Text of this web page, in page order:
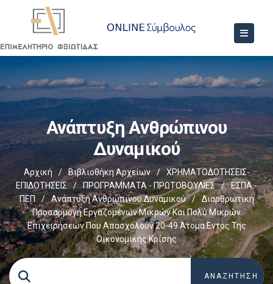
Ανάπτυξη Ανθρώπινου
Δυναμικού
Αρχική / Βιβλιοθήκη Αρχείων /
ΧΡΗΜΑΤΟΔΟΤΗΣΕΙΣ-
ΕΠΙΔΟΤΗΣΕΙΣ
/ ΠΡΟΓΡΑΜΜΑΤΑ - ΠΡΩΤΟΒΟΥΛΙΕΣ /
ΕΣΠΑ -
ΠΕΠ
/ Ανάπτυξη Ανθρώπινου Δυναμικού /
Διαρθρωτική
Προσαρμογή Εργαζομένων Μικρών Και Πολύ Μικρών
Επιχειρήσεων Που Απασχολούν 20-49 Άτομα Εντός Της
Οικονομικής Κρίσης